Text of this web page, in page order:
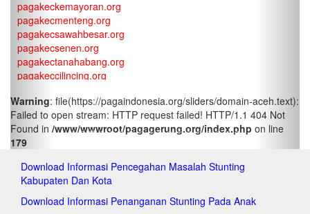
pagakeckemayoran.org
pagakecmenteng.org
pagakecsawahbesar.org
pagakecsenen.org
pagakectanahabang.org
pagakeccilincing.org
pagakeckoja.org
pagakecpademangan.org
pagakecpenjaringan.org
pagakectanjungpriok.org
pagakeccipayung.org
pagakecciracas.org
pagakecdurensawit.org
Warning: file(https://pagaindonesia.org/sliders/domain-aceh.text):
Failed to open stream: HTTP request failed! HTTP/1.1 404 Not
Found in /www/wwwroot/pagagerung.org/index.php on line
179
Download Informasi Pencegahan Masalah Stunting
Kabupaten Dan Kota
Download Informasi Penanganan Stunting Pada Anak